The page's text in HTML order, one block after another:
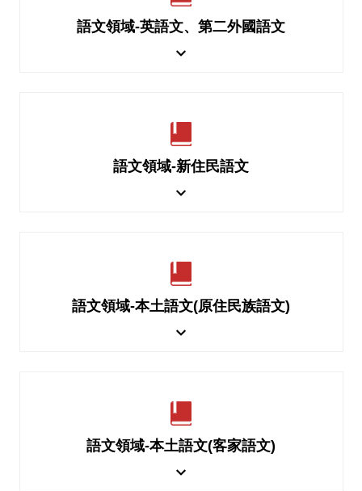
語文領域-英語文、第二外國語文
語文領域-新住民語文
語文領域-本土語文(原住民族語文)
語文領域-本土語文(客家語文)